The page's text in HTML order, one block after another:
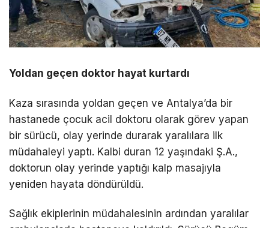
Yoldan geçen doktor hayat kurtardı
Kaza sırasında yoldan geçen ve Antalya’da bir
hastanede çocuk acil doktoru olarak görev yapan
bir sürücü, olay yerinde durarak yaralılara ilk
müdahaleyi yaptı. Kalbi duran 12 yaşındaki Ş.A.,
doktorun olay yerinde yaptığı kalp masajıyla
yeniden hayata döndürüldü.
Sağlık ekiplerinin müdahalesinin ardından yaralılar